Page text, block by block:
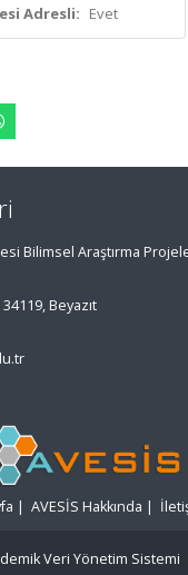
Adresli: Evet
Bilimsel Araştırma
Beyazıt
| AVESİS Hakkında |
Veri Yönetim Sistemi